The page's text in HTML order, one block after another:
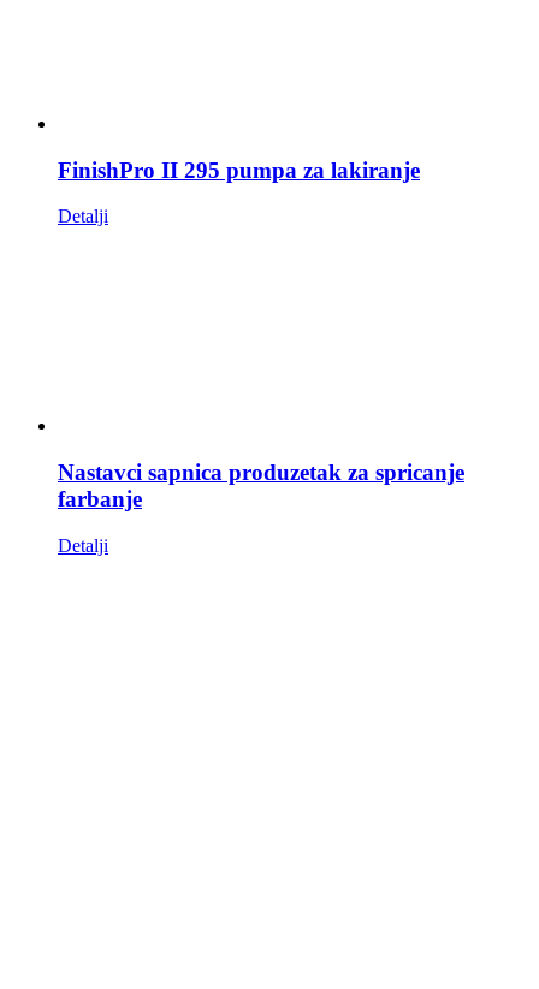
FinishPro II 295 pumpa za lakiranje
Detalji
Nastavci sapnica produzetak za spricanje
farbanje
Detalji